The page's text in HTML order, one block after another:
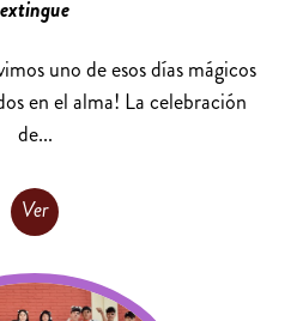
extingue
uno de esos días mágicos
en el alma! La celebración
de...
Ver